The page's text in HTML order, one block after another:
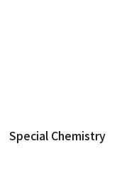
Special Chemistry